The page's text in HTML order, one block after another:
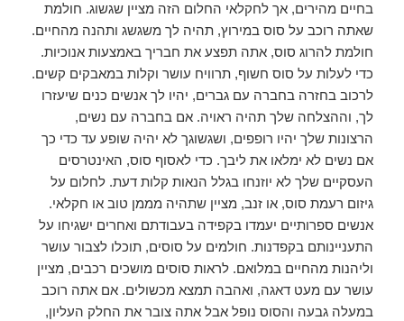
בחיים מהירים, אך לחקלאי החלום הזה מציין שגשוג. חולמת
שאתה רוכב על סוס במירוץ, תהיה לך משגשג ותהנה מהחיים.
חולמת להרוג סוס, אתה תפצע את חבריך באמצעות אנוכיות.
כדי לעלות על סוס חשוף, תרוויח עושר וקלות במאבקים קשים.
לרכוב בחזרה בחברה עם גברים, יהיו לך אנשים כנים שיעזרו
לך, וההצלחה שלך תהיה ראויה. אם בחברה עם נשים,
הרצונות שלך יהיו רופפים, ושגשוגך לא יהיה שופע עד כדי כך
אם נשים לא ימלאו את ליבך. כדי לאסוף סוס, האינטרסים
העסקיים שלך לא יוזנחו בגלל הנאות קלות דעת. לחלום על
גיזום רעמת סוס, או זנב, מציין שתהיה מממן טוב או חקלאי.
אנשים ספרותיים יעמדו בקפידה בעבודתם ואחרים ישגיחו על
התעניינותם בקפדנות. חולמים על סוסים, תוכלו לצבור עושר
וליהנות מהחיים במלואם. לראות סוסים מושכים רכבים, מציין
עושר עם מעט דאגה, ואהבה תמצא מכשולים. אם אתה רוכב
במעלה גבעה והסוס נופל אבל אתה צובר את החלק העליון,